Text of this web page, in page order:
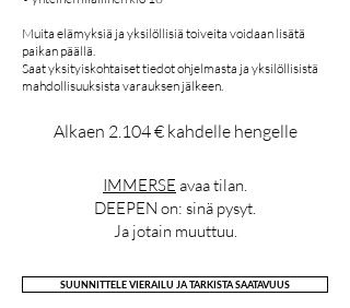
Muita elämyksiä ja yksilöllisiä toiveita voidaan lisätä
paikan päällä.
Saat yksityiskohtaiset tiedot ohjelmasta ja yksilöllisistä
mahdollisuuksista varauksen jälkeen.
Alkaen 2.104 € kahdelle hengelle
IMMERSE avaa tilan.
DEEPEN on: sinä pysyt.
Ja jotain muuttuu.
SUUNNITTELE VIERAILU JA TARKISTA SAATAVUUS